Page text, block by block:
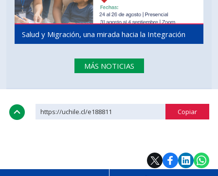
Salud y Migración, una mirada hacia la Integración
MÁS NOTICIAS
https://uchile.cl/e188811